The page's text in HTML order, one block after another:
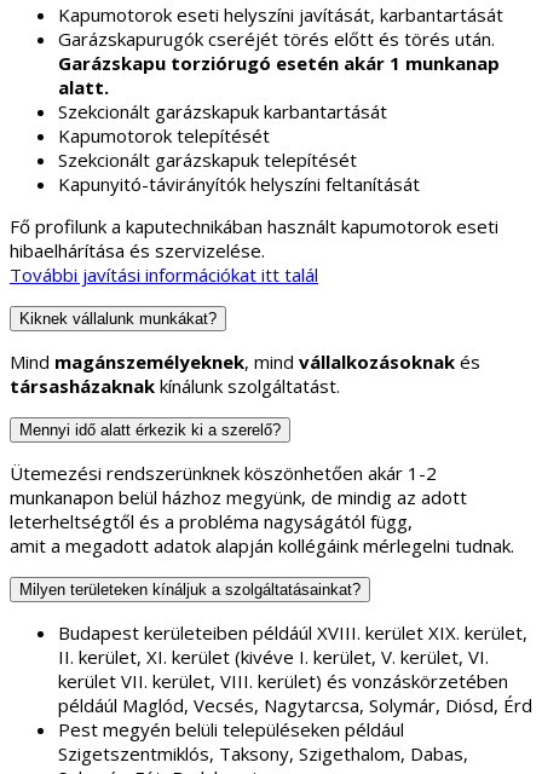
Kapumotorok eseti helyszíni javítását, karbantartását
Garázskapurugók cseréjét törés előtt és törés után.
Garázskapu torziórugó esetén akár 1 munkanap
alatt.
Szekcionált garázskapuk karbantartását
Kapumotorok telepítését
Szekcionált garázskapuk telepítését
Kapunyitó-távirányítók helyszíni feltanítását
Fő profilunk a kaputechnikában használt kapumotorok eseti
hibaelhárítása és szervizelése.
További javítási információkat itt talál
Kiknek vállalunk munkákat?
Mind magánszemélyeknek, mind vállalkozásoknak és
társasházaknak kínálunk szolgáltatást.
Mennyi idő alatt érkezik ki a szerelő?
Ütemezési rendszerünknek köszönhetően akár 1-2
munkanapon belül házhoz megyünk, de mindig az adott
leterheltségtől és a probléma nagyságától függ,
amit a megadott adatok alapján kollégáink mérlegelni tudnak.
Milyen területeken kínáljuk a szolgáltatásainkat?
Budapest kerületeiben példáúl XVIII. kerület XIX. kerület,
II. kerület, XI. kerület (kivéve I. kerület, V. kerület, VI.
kerület VII. kerület, VIII. kerület) és vonzáskörzetében
példáúl Maglód, Vecsés, Nagytarcsa, Solymár, Diósd, Érd
Pest megyén belüli településeken például
Szigetszentmiklós, Taksony, Szigethalom, Dabas,